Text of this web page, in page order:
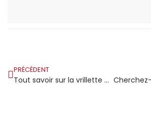
PRÉCÉDENT
Tout savoir sur la vrillette du bois